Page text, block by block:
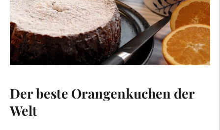
Der beste Orangenkuchen der
Welt